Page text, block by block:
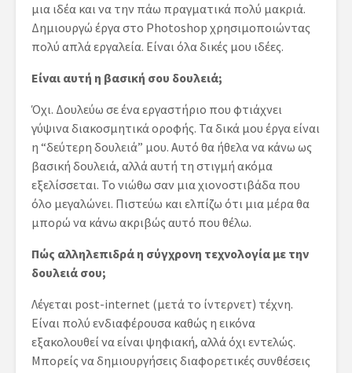
μια ιδέα και να την πάω πραγματικά πολύ μακριά.
Δημιουργώ έργα στο Photoshop χρησιμοποιώντας
πολύ απλά εργαλεία. Είναι όλα δικές μου ιδέες.
Είναι αυτή η βασική σου δουλειά;
Όχι. Δουλεύω σε ένα εργαστήριο που φτιάχνει
γύψινα διακοσμητικά οροφής. Τα δικά μου έργα είναι
η “δεύτερη δουλειά” μου. Αυτό θα ήθελα να κάνω ως
βασική δουλειά, αλλά αυτή τη στιγμή ακόμα
εξελίσσεται. Το νιώθω σαν μια χιονοστιβάδα που
όλο μεγαλώνει. Πιστεύω και ελπίζω ότι μια μέρα θα
μπορώ να κάνω ακριβώς αυτό που θέλω.
Πώς αλληλεπιδρά η σύγχρονη τεχνολογία με την
δουλειά σου;
Λέγεται post-internet (μετά το ίντερνετ) τέχνη.
Είναι πολύ ενδιαφέρουσα καθώς η εικόνα
εξακολουθεί να είναι ψηφιακή, αλλά όχι εντελώς.
Μπορείς να δημιουργήσεις διαφορετικές συνθέσεις